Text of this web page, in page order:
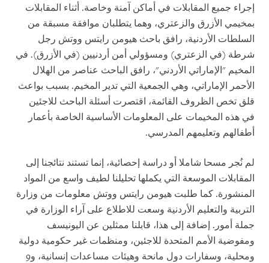
إجراء جميع المقابلات في أماكن آمنة وخاصة. أثناء المقابلات
بمخيمي الأزرق والزعتري، وهما يتطلبان موافقة مسبقة من
السلطات الأردنية، رافق باحث هيومن رايتس ووتش رجل
شرطة (في الزعتري) ومسؤولي أمن أردنيين (في الأزرق). في
المخيم "الإماراتي الأردني"، رافق الباحث عناصر من الهلال
الأحمر الإماراتي، وهي الجمعية التي تدير المخيم. بسبب بواعث
قلق تخص الظروف القائمة، اقتصرت أسئلة الباحث للاجئين
في هذه المخيمات على المعلومات الأساسية الخاصة بأعمار
أطفالهم وتعليمهم المدرسي.
لم نُجر مسحا شاملا أو دراسة إحصائية، إنما تستند نتائجنا إلى
المقابلات الموسعة التي يكملها تحليلنا لطيف واسع من المواد
المنشورة. كما طلبت هيومن رايتس ووتش معلومات من وزارة
التربية والتعليم الأردنية وسعت للاطلاع على آراء الوزارة في
جملة أمور. إضافة إلى هذا، قابلنا ممثلين عن اليونيسف
ومفوضية الأمم المتحدة للاجئين، ومنظمات غير حكومية دولية
ومحلية، وسفارات دول مانحة وهيئات مساعدات إنسانية، و9